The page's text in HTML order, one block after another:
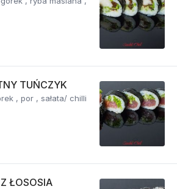
TUŃCZYK
, por , sałata/ chilli
ŁOSOSIA